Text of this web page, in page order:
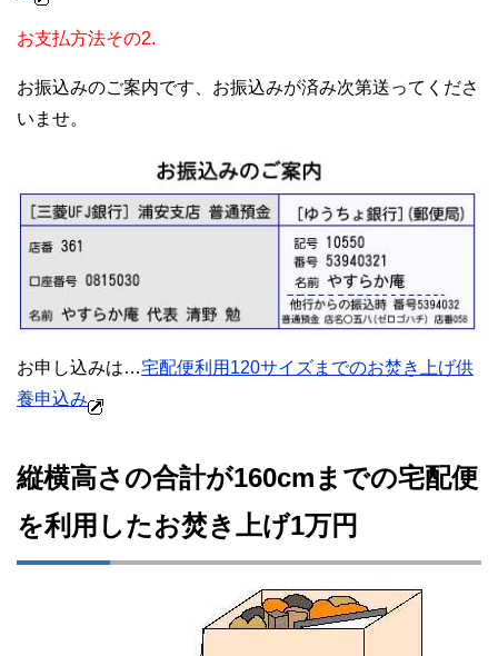
お支払方法その2.
お振込みのご案内です、お振込みが済み次第送ってくださ
いませ。
お申し込みは…宅配便利用120サイズまでのお焚き上げ供
養申込み
縦横高さの合計が160cmまでの宅配便
を利用したお焚き上げ1万円